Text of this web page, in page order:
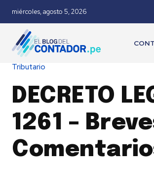
miércoles, agosto 5, 2026
Tributario
DECRETO
1261 –